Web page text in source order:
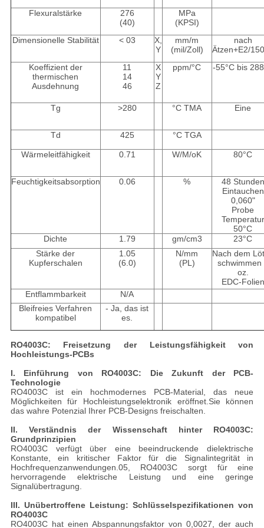
Flexuralstärke
276
(40)
MPa
(KPSI)
Dimensionelle Stabilität
< 03
X,
Y
mm/m
(mil/Zoll)
nach
Ätzen+E2/
Koeffizient der
thermischen
Ausdehnung
11
14
46
X
Y
Z
ppm/°C -55°C bis
Tg >280 °C TMA Eine
Td 425 °C TGA
Wärmeleitfähigkeit 0.71 W/M/oK 80°C
Feuchtigkeitsabsorption 0.06 %
48 Stunden
Eintauchen
0,060"
Probe
Temperatur
50°C
Dichte
1.79 gm/cm3
23°C
Stärke der
Kupferschalen
1.05
(6.0)
N/mm
(PL)
Nach dem
schwimmen
oz.
EDC-Folien
Entflammbarkeit
N/A
Bleifreies Verfahren
kompatibel
- Ja, das ist
es.
RO4003C: Freisetzung der Leistungsfähigkeit von
Hochleistungs-PCBs
I. Einführung von RO4003C: Die Zukunft der PCB-
Technologie
RO4003C ist ein hochmodernes PCB-Material, das neue
Möglichkeiten für Hochleistungselektronik eröffnet.Sie können
das wahre Potenzial Ihrer PCB-Designs freischalten.
II. Verständnis der Wissenschaft hinter RO4003C:
Grundprinzipien
RO4003C verfügt über eine beeindruckende dielektrische
Konstante, ein kritischer Faktor für die Signalintegrität in
Hochfrequenzanwendungen.05, RO4003C sorgt für eine
hervorragende elektrische Leistung und eine geringe
Signalübertragung.
III. Unübertroffene Leistung: Schlüsselspezifikationen von
RO4003C
RO4003C hat einen Abspannungsfaktor von 0,0027, der auch